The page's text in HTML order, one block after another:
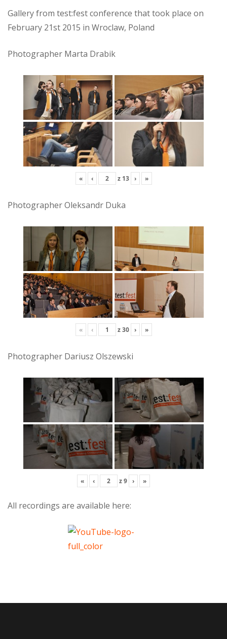
Gallery from test:fest conference that took place on
February 21st 2015 in Wroclaw, Poland
Photographer Marta Drabik
« ‹ z 13 › »
Photographer Oleksandr Duka
« ‹ z30 › »
Photographer Dariusz Olszewski
« ‹ z9 › »
All recordings are available here: